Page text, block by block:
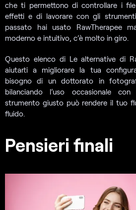
che ti permettono di controllare i
effetti e di lavorare con gli
passato hai usato RawTherapee
moderno e intuitivo, c’è molto in giro.
Questo elenco di Le alternative di
aiutarti a migliorare la tua
bisogno di un dottorato in
bilanciando l’uso occasionale
strumento giusto può rendere il tuo
fluido.
Pensieri finali